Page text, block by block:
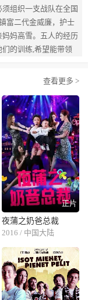
组织一支战队在全国
富二代金威廉，护士
妈高雪。五人的经历
的训练,希望能带领
查看更多 >
正片
夜蒲之奶爸总裁
2016 / 中国大陆